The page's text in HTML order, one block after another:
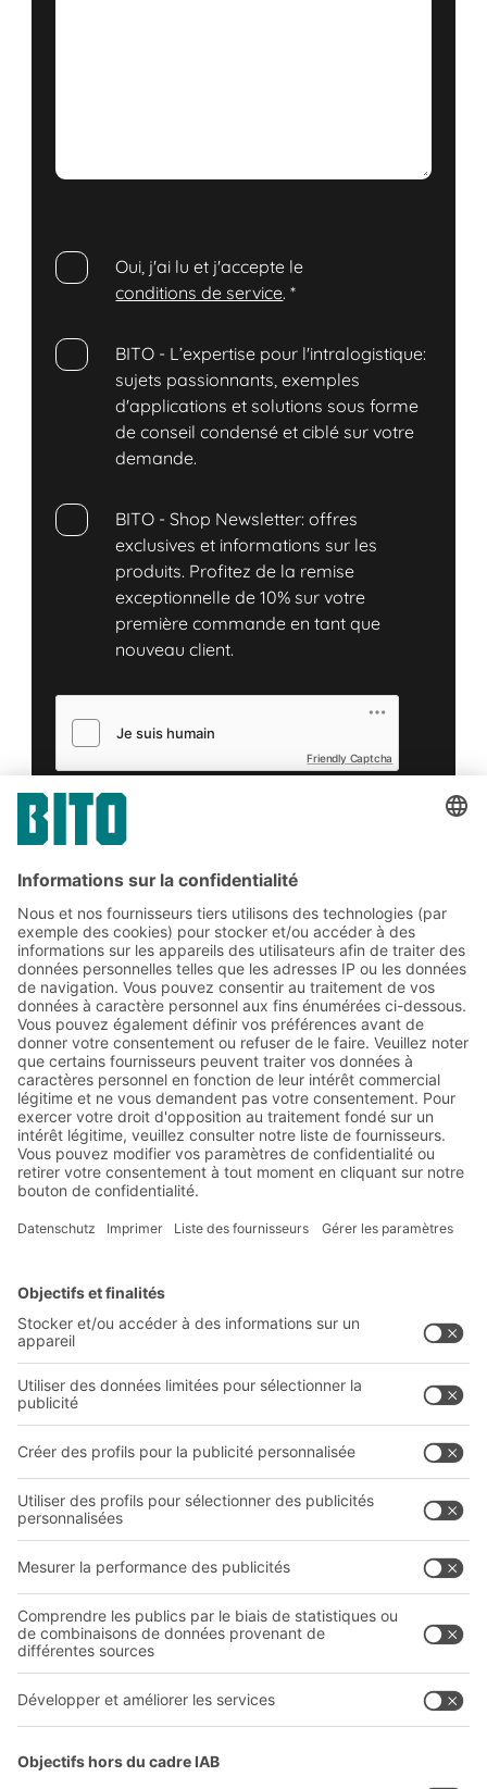
Oui, j'ai lu et j'accepte le
conditions de service.*
BITO - L’expertise pour l'intralogistique:
sujets passionnants, exemples
d'applications et solutions sous forme
de conseil condensé et ciblé sur votre
demande.
BITO - Shop Newsletter: offres
exclusives et informations sur les
produits. Profitez de la remise
exceptionnelle de 10% sur votre
première commande en tant que
nouveau client.
Friendly Captcha
Abonnez-vous à la lettre
d'information de BITO :
Actualités de l'entrepôt et de
la logistique
Réductions exclusives
Innovations
S'inscrire à la newsletter
Solutions
Solutions intralogistiques
Bacs en plastique
Systèmes de rayonnages
Prestations de service
Entreprise
Qui sommes-nous ?
Sites internationaux
Follow us
ABIT O
YOUR LIFE.